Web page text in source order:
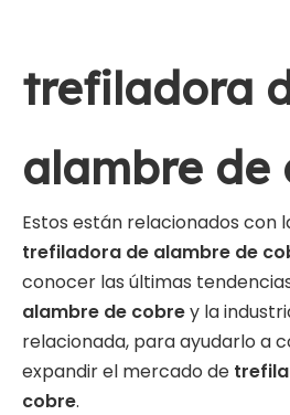
trefiladora
alambre de
Estos están relacionados con
trefiladora de alambre de
conocer las últimas
alambre de cobrey la
relacionada, para ayudarlo a
expandir el mercado de
cobre.